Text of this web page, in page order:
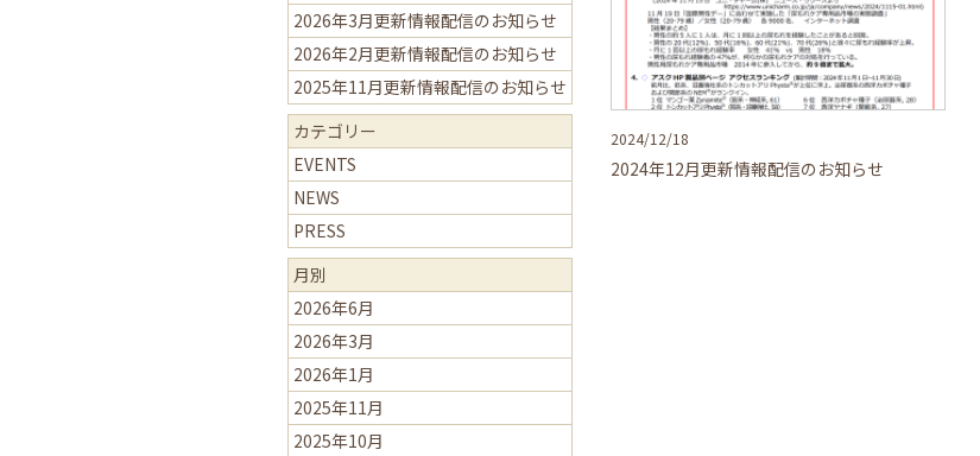
2024/12/18
2024年12月更新情報配信のお知らせ
2026年3月更新情報配信のお知らせ
2026年2月更新情報配信のお知らせ
2025年11月更新情報配信のお知らせ
カテゴリー
EVENTS
NEWS
PRESS
月別
2026年6月
2026年3月
2026年1月
2025年11月
2025年10月